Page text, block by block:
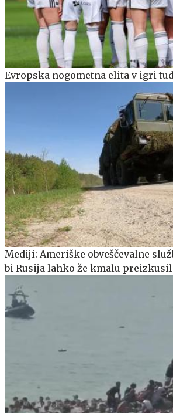
Evropska nogometna elita v igri
Mediji: Ameriške obveščevalne
bi Rusija lahko že kmalu